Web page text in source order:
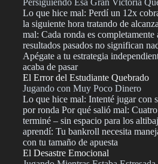
Persiguiendo Esa Gran Victoria
Lo que hice mal: Perdí un 12x
la siguiente hora tratando de
mal: Cada ronda es completamente
resultados pasados no significan
Apégate a tu estrategia
acaba de pasar
El Error del Estudiante Quebrado
Jugando con Muy Poco Dinero
Lo que hice mal: Intenté jugar con
por ronda Por qué salió mal:
terminé – sin espacio para los
aprendí: Tu bankroll necesita
con tu tamaño de apuesta
El Desastre Emocional